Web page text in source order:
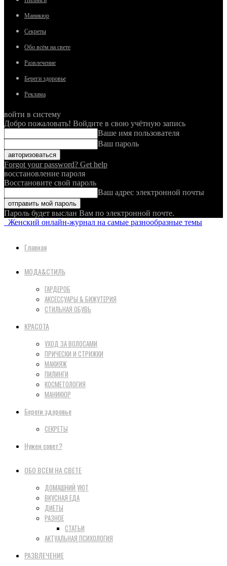
Маникюр
Секреты
Обо всём на свете
Развлечение
Береги здоровье
Реклама
войти в систему
Добро пожаловать! Войдите в свою учётную запись
Ваше имя пользователя
Ваш пароль
Forgot your password? Get help
восстановление пароля
Восстановите свой пароль
Ваш адрес электронной почты
Пароль будет выслан Вам по электронной почте.
Женский онлайн-журнал на самые разнообразные темы
Главная
МОДА&СТИЛЬ
ГАРДЕРОБ
АКСЕССУАРЫ & БИЖУТЕРИЯ
СТИЛЬНАЯ ОБУВЬ
КРАСОТА
УХОД ЗА ВОЛОСАМИ
ПРИЧЕСКИ И СТРИЖКИ
МАКИЯЖ
ПИЛИНГИ
КОСМЕТОЛОГИЯ
МАНИКЮР
Береги здоровье
СЕКРЕТЫ
Нужен совет?
ОБО ВСЕМ НА СВЕТЕ
ДОМАШНИЙ УЮТ
ВКУСНАЯ ЕДА
ДИЕТЫ
РАЗНОЕ
СТАТЬИ
АКТУАЛЬНАЯ ПСИХОЛОГИЯ
РАЗВЛЕЧЕНИЕ